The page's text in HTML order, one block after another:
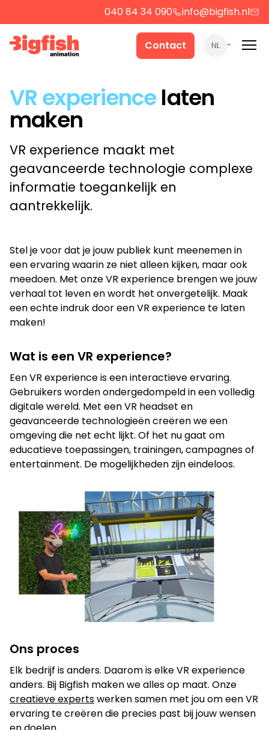
040 84 34 090 info@bigfish.nl
Contact NL
Werk
Producten
Over ons
Contact
Strategie
Film
Op zoek naar een oplossing voor
jouw vraagstuk?
Neem contact op
Je kunt ook bellen of mailen
info@bigfish.nl 040 - 84 34 090
5616 RM, Eindhoven
040 - 84 34 090
Amsterdam
020 - 26 15 680
VR experiencelaten
maken
VR experience maakt met
geavanceerde technologie complexe
informatie toegankelijk en
aantrekkelijk.
Stel je voor dat je jouw publiek kunt meenemen in
een ervaring waarin ze niet alleen kijken, maar ook
meedoen. Met onze VR experience brengen we jouw
verhaal tot leven en wordt het onvergetelijk. Maak
een echte indruk door een VR experience te laten
maken!
Wat is een VR experience?
Een VR experience is een interactieve ervaring.
Gebruikers worden ondergedompeld in een volledig
digitale wereld. Met een VR headset en
geavanceerde technologieën creëren we een
omgeving die net echt lijkt. Of het nu gaat om
educatieve toepassingen, trainingen, campagnes of
entertainment. De mogelijkheden zijn eindeloos.
Ons proces
Elk bedrijf is anders. Daarom is elke VR experience
anders. Bij Bigfish maken we alles op maat. Onze
creatieve expertswerken samen met jou om een VR
ervaring te creëren die precies past bij jouw wensen